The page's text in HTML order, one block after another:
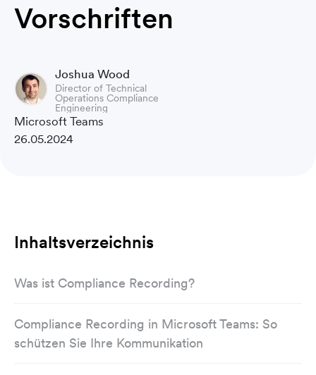
Vorschriften
Joshua Wood
Director of Technical
Operations Compliance
Engineering
Microsoft Teams
26.05.2024
Inhaltsverzeichnis
Was ist Compliance Recording?
Compliance Recording in Microsoft Teams: So
schützen Sie Ihre Kommunikation